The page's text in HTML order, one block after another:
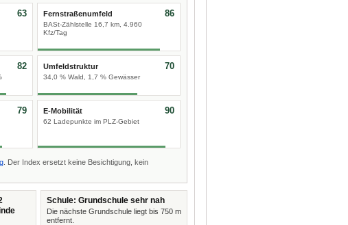
63 Fernstraßenumfeld
BASt-Zählstelle 16,7 km, 4.960
Kfz/Tag
86
82 Umfeldstruktur
34,0 % Wald, 1,7 % Gewässer
70
79 E-Mobilität
62 Ladepunkte im PLZ-Gebiet
90
. Der Index ersetzt keine Besichtigung, kein
Schule: Grundschule sehr nah
Die nächste Grundschule liegt bis 750 m
entfernt.